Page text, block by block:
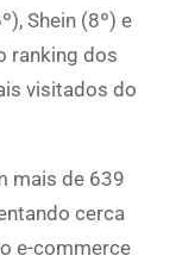
Shein (8º) e
ranking dos
visitados do
mais de 639
cerca
e-commerce